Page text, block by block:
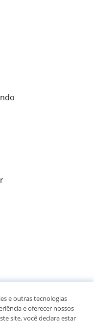
alunos
e outras tecnologias
e oferecer nossos
site, você declara estar